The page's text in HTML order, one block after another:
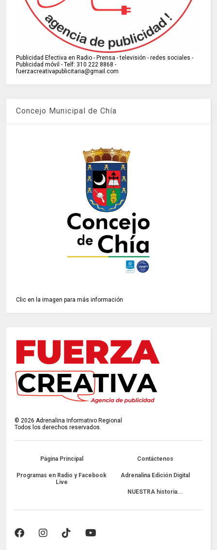
Publicidad Efectiva en Radio - Prensa - televisión - redes sociales -
Publicidad móvil - Telf: 310 222 8868 -
fuerzacreativapublicitaria@gmail.com
Concejo Municipal de Chía
Clic en la imagen para más información
©2026 Adrenalina Informativo Regional
Todos los derechos reservados.
Página Principal Contáctenos
Programas en Radio y Facebook
Live
Adrenalina Edición Digital
NUESTRA historia...